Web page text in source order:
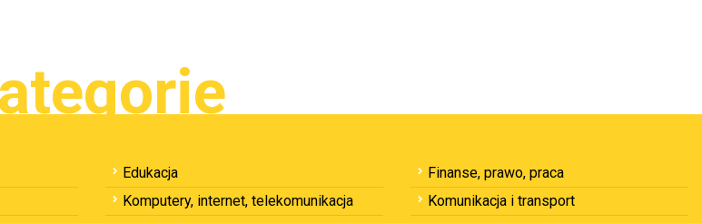
Edukacja
Finanse, prawo, praca
Komputery, internet, telekomunikacja
Komunikacja i transport